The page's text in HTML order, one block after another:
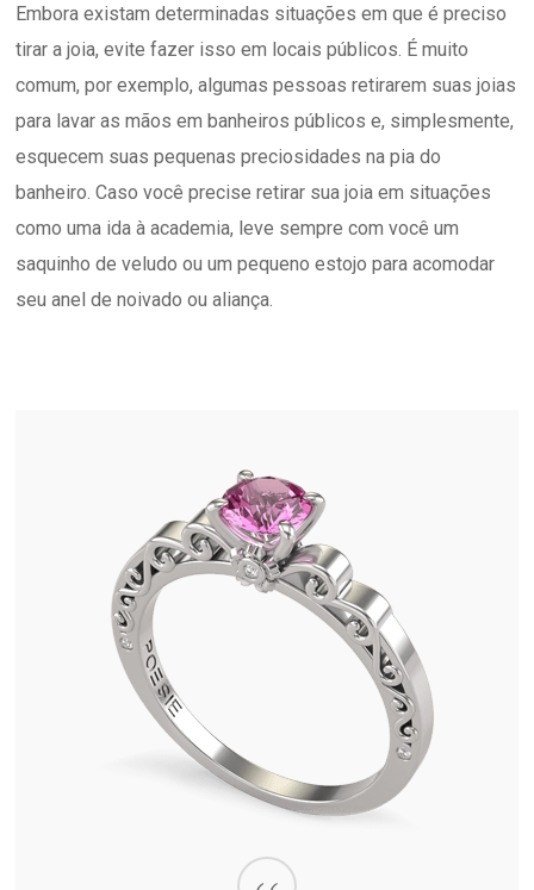
Embora existam determinadas situações em que é preciso
tirar a joia, evite fazer isso em locais públicos. É muito
comum, por exemplo, algumas pessoas retirarem suas joias
para lavar as mãos em banheiros públicos e, simplesmente,
esquecem suas pequenas preciosidades na pia do
banheiro. Caso você precise retirar sua joia em situações
como uma ida à academia, leve sempre com você um
saquinho de veludo ou um pequeno estojo para acomodar
seu anel de noivado ou aliança.